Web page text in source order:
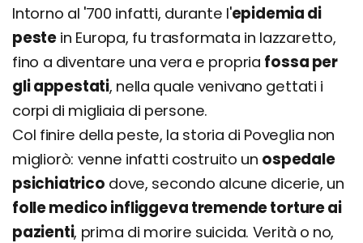
Intorno al '700 infatti, durante l'epidemia di
peste in Europa, fu trasformata in lazzaretto,
fino a diventare una vera e propria fossa per
gli appestati, nella quale venivano gettati i
corpi di migliaia di persone.
Col finire della peste, la storia di Poveglia non
migliorò: venne infatti costruito un ospedale
psichiatrico dove, secondo alcune dicerie, un
folle medico infliggeva tremende torture ai
pazienti, prima di morire suicida. Verità o no,